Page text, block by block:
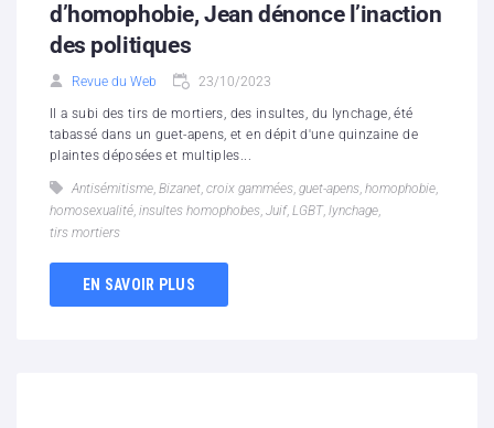
d’homophobie, Jean dénonce l’inaction
des politiques
Revue du Web 23/10/2023
Il a subi des tirs de mortiers, des insultes, du lynchage, été
tabassé dans un guet-apens, et en dépit d'une quinzaine de
plaintes déposées et multiples...
Antisémitisme, Bizanet, croix gammées, guet-apens, homophobie,
homosexualité, insultes homophobes, Juif, LGBT, lynchage,
tirs mortiers
EN SAVOIR PLUS